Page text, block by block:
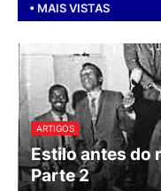
• MAIS VISTAS
ARTIGOS
Estilo antes do
Parte 2